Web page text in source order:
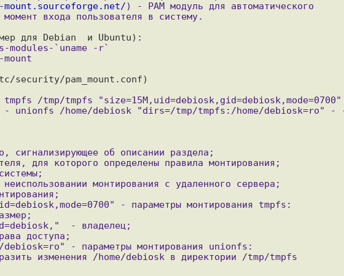
) - PAM модуль для автоматического
security/pam_mount.conf)